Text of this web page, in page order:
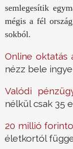
semlegesítik
mégis a fél
sokból.
Online oktatás
nézz bele
Valódi
nélkül csak 35
20 millió
életkortól